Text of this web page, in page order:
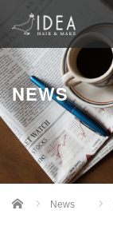
NEWS
Home News